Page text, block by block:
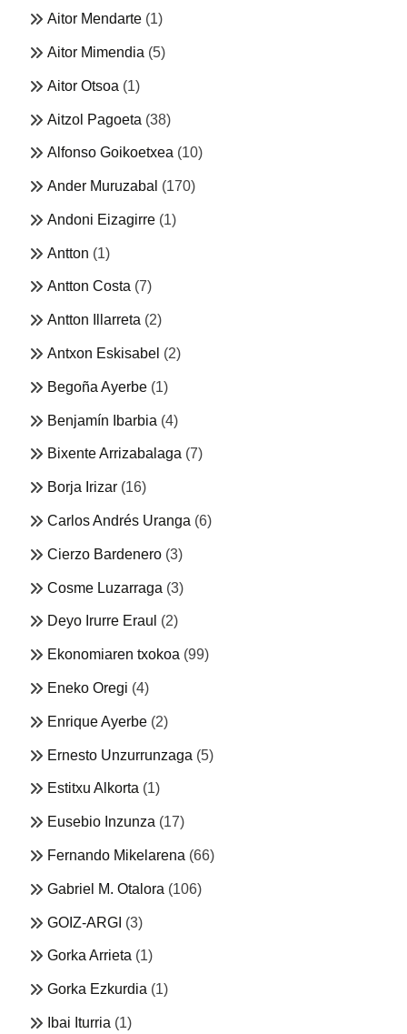
Aitor Mendarte (1)
Aitor Mimendia (5)
Aitor Otsoa (1)
Aitzol Pagoeta (38)
Alfonso Goikoetxea (10)
Ander Muruzabal (170)
Andoni Eizagirre (1)
Antton (1)
Antton Costa (7)
Antton Illarreta (2)
Antxon Eskisabel (2)
Begoña Ayerbe (1)
Benjamín Ibarbia (4)
Bixente Arrizabalaga (7)
Borja Irizar (16)
Carlos Andrés Uranga (6)
Cierzo Bardenero (3)
Cosme Luzarraga (3)
Deyo Irurre Eraul (2)
Ekonomiaren txokoa (99)
Eneko Oregi (4)
Enrique Ayerbe (2)
Ernesto Unzurrunzaga (5)
Estitxu Alkorta (1)
Eusebio Inzunza (17)
Fernando Mikelarena (66)
Gabriel M. Otalora (106)
GOIZ-ARGI (3)
Gorka Arrieta (1)
Gorka Ezkurdia (1)
Ibai Iturria (1)